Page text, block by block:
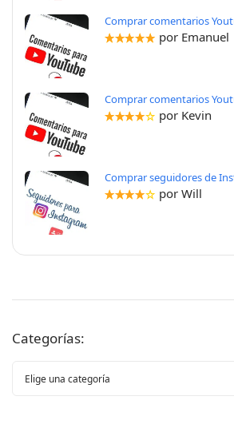
Comprar comentarios
por Emanuel
Comprar comentarios
por Kevin
Comprar seguidores de
por Will
Categorías: